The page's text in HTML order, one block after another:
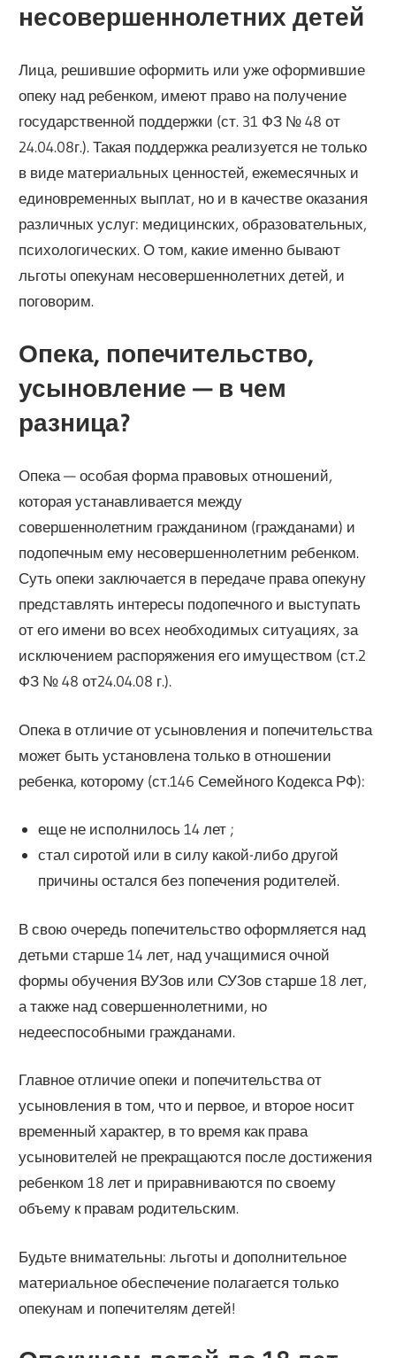
несовершеннолетних детей
Лица, решившие оформить или уже оформившие
опеку над ребенком, имеют право на получение
государственной поддержки (ст. 31 ФЗ № 48 от
24.04.08г.). Такая поддержка реализуется не только
в виде материальных ценностей, ежемесячных и
единовременных выплат, но и в качестве оказания
различных услуг: медицинских, образовательных,
психологических. О том, какие именно бывают
льготы опекунам несовершеннолетних детей, и
поговорим.
Опека, попечительство,
усыновление — в чем
разница?
Опека — особая форма правовых отношений,
которая устанавливается между
совершеннолетним гражданином (гражданами) и
подопечным ему несовершеннолетним ребенком.
Суть опеки заключается в передаче права опекуну
представлять интересы подопечного и выступать
от его имени во всех необходимых ситуациях, за
исключением распоряжения его имуществом (ст.2
ФЗ № 48 от24.04.08 г.).
Опека в отличие от усыновления и попечительства
может быть установлена только в отношении
ребенка, которому (ст.146 Семейного Кодекса РФ):
еще не исполнилось 14 лет ;
стал сиротой или в силу какой-либо другой
причины остался без попечения родителей.
В свою очередь попечительство оформляется над
детьми старше 14 лет, над учащимися очной
формы обучения ВУЗов или СУЗов старше 18 лет,
а также над совершеннолетними, но
недееспособными гражданами.
Главное отличие опеки и попечительства от
усыновления в том, что и первое, и второе носит
временный характер, в то время как права
усыновителей не прекращаются после достижения
ребенком 18 лет и приравниваются по своему
объему к правам родительским.
Будьте внимательны: льготы и дополнительное
материальное обеспечение полагается только
опекунам и попечителям детей!